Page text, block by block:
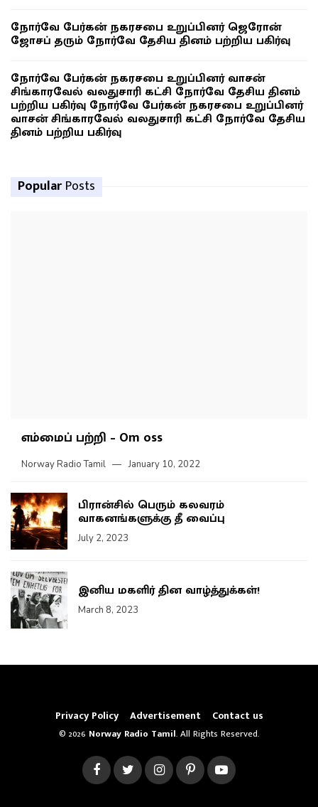
நோர்வே பேர்கன் நகரசபை உறுப்பினர் ஜெரோன்
ஜோசப் தரும் நோர்வே தேசிய தினம் பற்றிய பகிர்வு
நோர்வே பேர்கன் நகரசபை உறுப்பினர் வாசன்
சிங்காரவேல் வலதுசாரி கட்சி நோர்வே தேசிய தினம்
பற்றிய பகிர்வு நோர்வே பேர்கன் நகரசபை உறுப்பினர்
வாசன் சிங்காரவேல் வலதுசாரி கட்சி நோர்வே தேசிய
தினம் பற்றிய பகிர்வு
Popular Posts
எம்மைப் பற்றி – Om oss
Norway Radio Tamil January 10, 2022
பிரான்சில் பெரும் கலவரம்
வாகனங்களுக்கு தீ வைப்பு
July 2, 2023
இனிய மகளிர் தின வாழ்த்துக்கள்!
March 8, 2023
Privacy Policy Advertisement Contact us
© 2026 Norway Radio Tamil. All Rights Reserved.